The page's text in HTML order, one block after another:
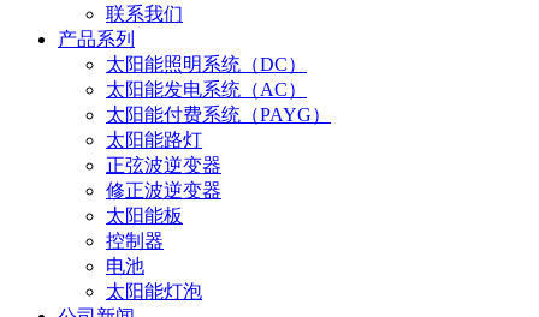
联系我们
产品系列
太阳能照明系统（DC）
太阳能发电系统（AC）
太阳能付费系统（PAYG）
太阳能路灯
正弦波逆变器
修正波逆变器
太阳能板
控制器
电池
太阳能灯泡